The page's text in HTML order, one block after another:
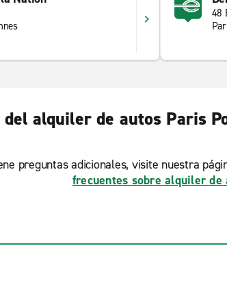
48
alquiler de autos Paris
preguntas adicionales, visite nuestra
frecuentes sobre alquiler de